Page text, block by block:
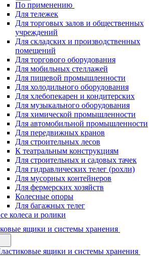
По применению
Для тележек
Для торговых залов и общественных
учреждений
Для складских и производственных
помещений
Для торгового оборудования
Для мобильных стеллажей
Для пищевой промышленности
Для холодильного оборудования
Для хлебопекарен и кондитерских
Для музыкального оборудования
Для химической промышленности
Для автомобильной промышленности
Для передвижных кранов
Для строительных лесов
К театральным конструкциям
Для строительных и садовых тачек
Для гидравлических телег (рохли)
Для мусорных контейнеров
Для фермерских хозяйств
Колесные опоры
Для багажных телег
колеса и ролики
ящики и системы хранения
ящики и системы хранения